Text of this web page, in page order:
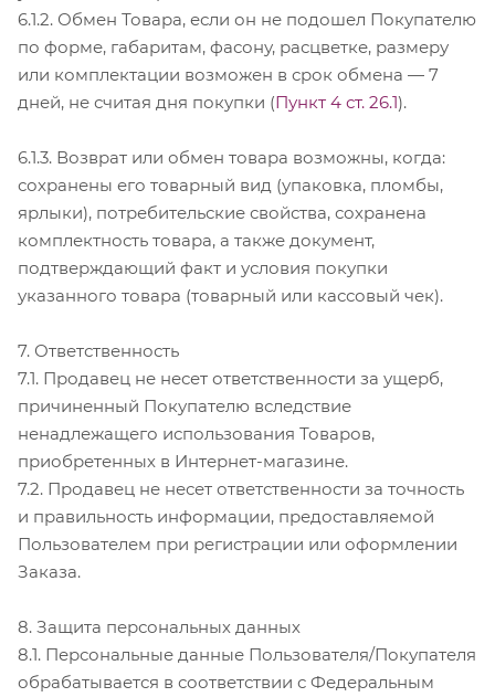
6.1.2. Обмен Товара, если он не подошел Покупателю
по форме, габаритам, фасону, расцветке, размеру
или комплектации возможен в срок обмена — 7
дней, не считая дня покупки (Пункт 4 ст. 26.1).
6.1.3. Возврат или обмен товара возможны, когда:
сохранены его товарный вид (упаковка, пломбы,
ярлыки), потребительские свойства, сохранена
комплектность товара, а также документ,
подтверждающий факт и условия покупки
указанного товара (товарный или кассовый чек).
7. Ответственность
7.1. Продавец не несет ответственности за ущерб,
причиненный Покупателю вследствие
ненадлежащего использования Товаров,
приобретенных в Интернет-магазине.
7.2. Продавец не несет ответственности за точность
и правильность информации, предоставляемой
Пользователем при регистрации или оформлении
Заказа.
8. Защита персональных данных
8.1. Персональные данные Пользователя/Покупателя
обрабатывается в соответствии с Федеральным